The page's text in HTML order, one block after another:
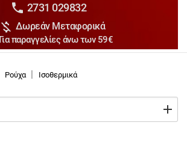
 2731 029832
 Δωρεάν Μεταφορικά
Για παραγγελίες άνω των 59€
Ρούχα Ισοθερμικά